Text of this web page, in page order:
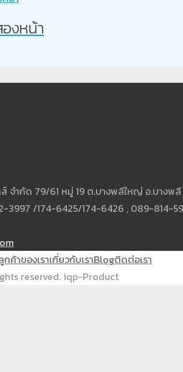
งหน้า
จำกัด 79/61 หมู่ 19 ต.บางพลีใหญ่ อ.บางพ
/174-6425/174-6426 , 089-814-
กค้าของเราเกี่ยวกับเราBlogติดต่อเรา
reserved. iqp-Product